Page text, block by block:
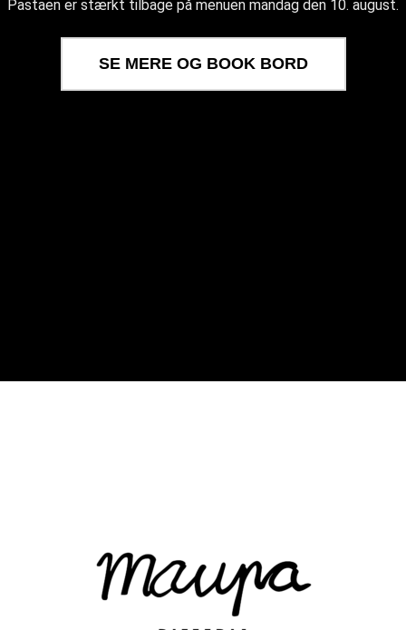
Pastaen er stærkt tilbage på menuen mandag den 10. august.
SE MERE OG BOOK BORD